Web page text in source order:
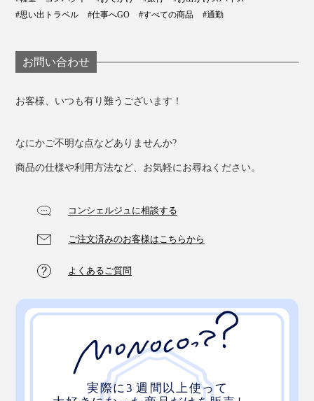
#思い出トラベル
#仕事へGO #すべての商品 #通勤
お問い合わせ
お客様、いつも有り難うございます！
なにかご不明な点などありませんか?
商品の仕様や利用方法など、お気軽にお尋ねください。
コンシェルジュに相談する
ご注文済みのお客様はこちらから
よくあるご質問